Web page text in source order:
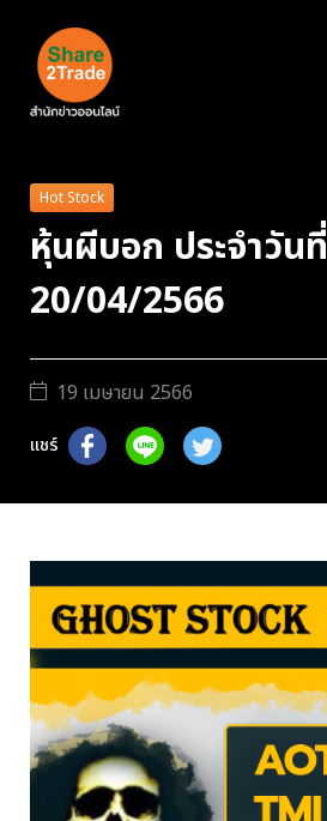
Hot Stock
หุ้นผีบอก ประจำวันที่
20/04/2566
19 เมษายน 2566
แชร์